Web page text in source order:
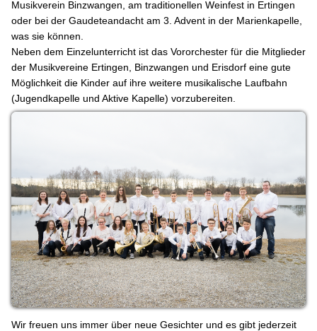
Musikverein Binzwangen, am traditionellen Weinfest in Ertingen
oder bei der Gaudeteandacht am 3. Advent in der Marienkapelle,
was sie können.
Neben dem Einzelunterricht ist das Vororchester für die Mitglieder
der Musikvereine Ertingen, Binzwangen und Erisdorf eine gute
Möglichkeit die Kinder auf ihre weitere musikalische Laufbahn
(Jugendkapelle und Aktive Kapelle) vorzubereiten.
Wir freuen uns immer über neue Gesichter und es gibt jederzeit